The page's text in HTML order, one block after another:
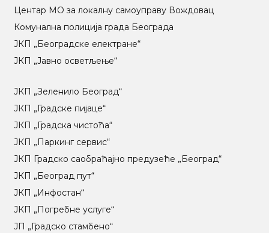
Центар МO за локалну самоуправу Вождовац
Комунална полиција града Београда
ЈКП „Београдске електране“
ЈКП „Јавно осветљење“
ЈКП „Зеленило Београд“
ЈКП „Градске пијаце“
ЈКП „Градска чистоћа“
ЈКП „Паркинг сервис“
ЈКП Градско саобраћајно предузеће „Београд“
ЈКП „Београд пут“
ЈКП „Инфостан“
ЈКП „Погребне услуге“
ЈП „Градско стамбено“